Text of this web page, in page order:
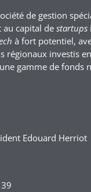
de gestion
au capital de startups
à fort potentiel,
régionaux investis
gamme de fonds
Edouard Herriot